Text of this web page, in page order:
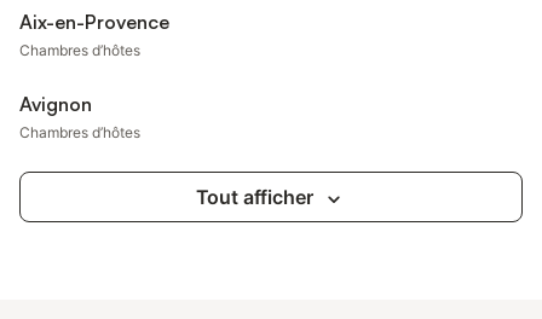
Aix-en-Provence
Chambres d’hôtes
Avignon
Chambres d’hôtes
Tout afficher